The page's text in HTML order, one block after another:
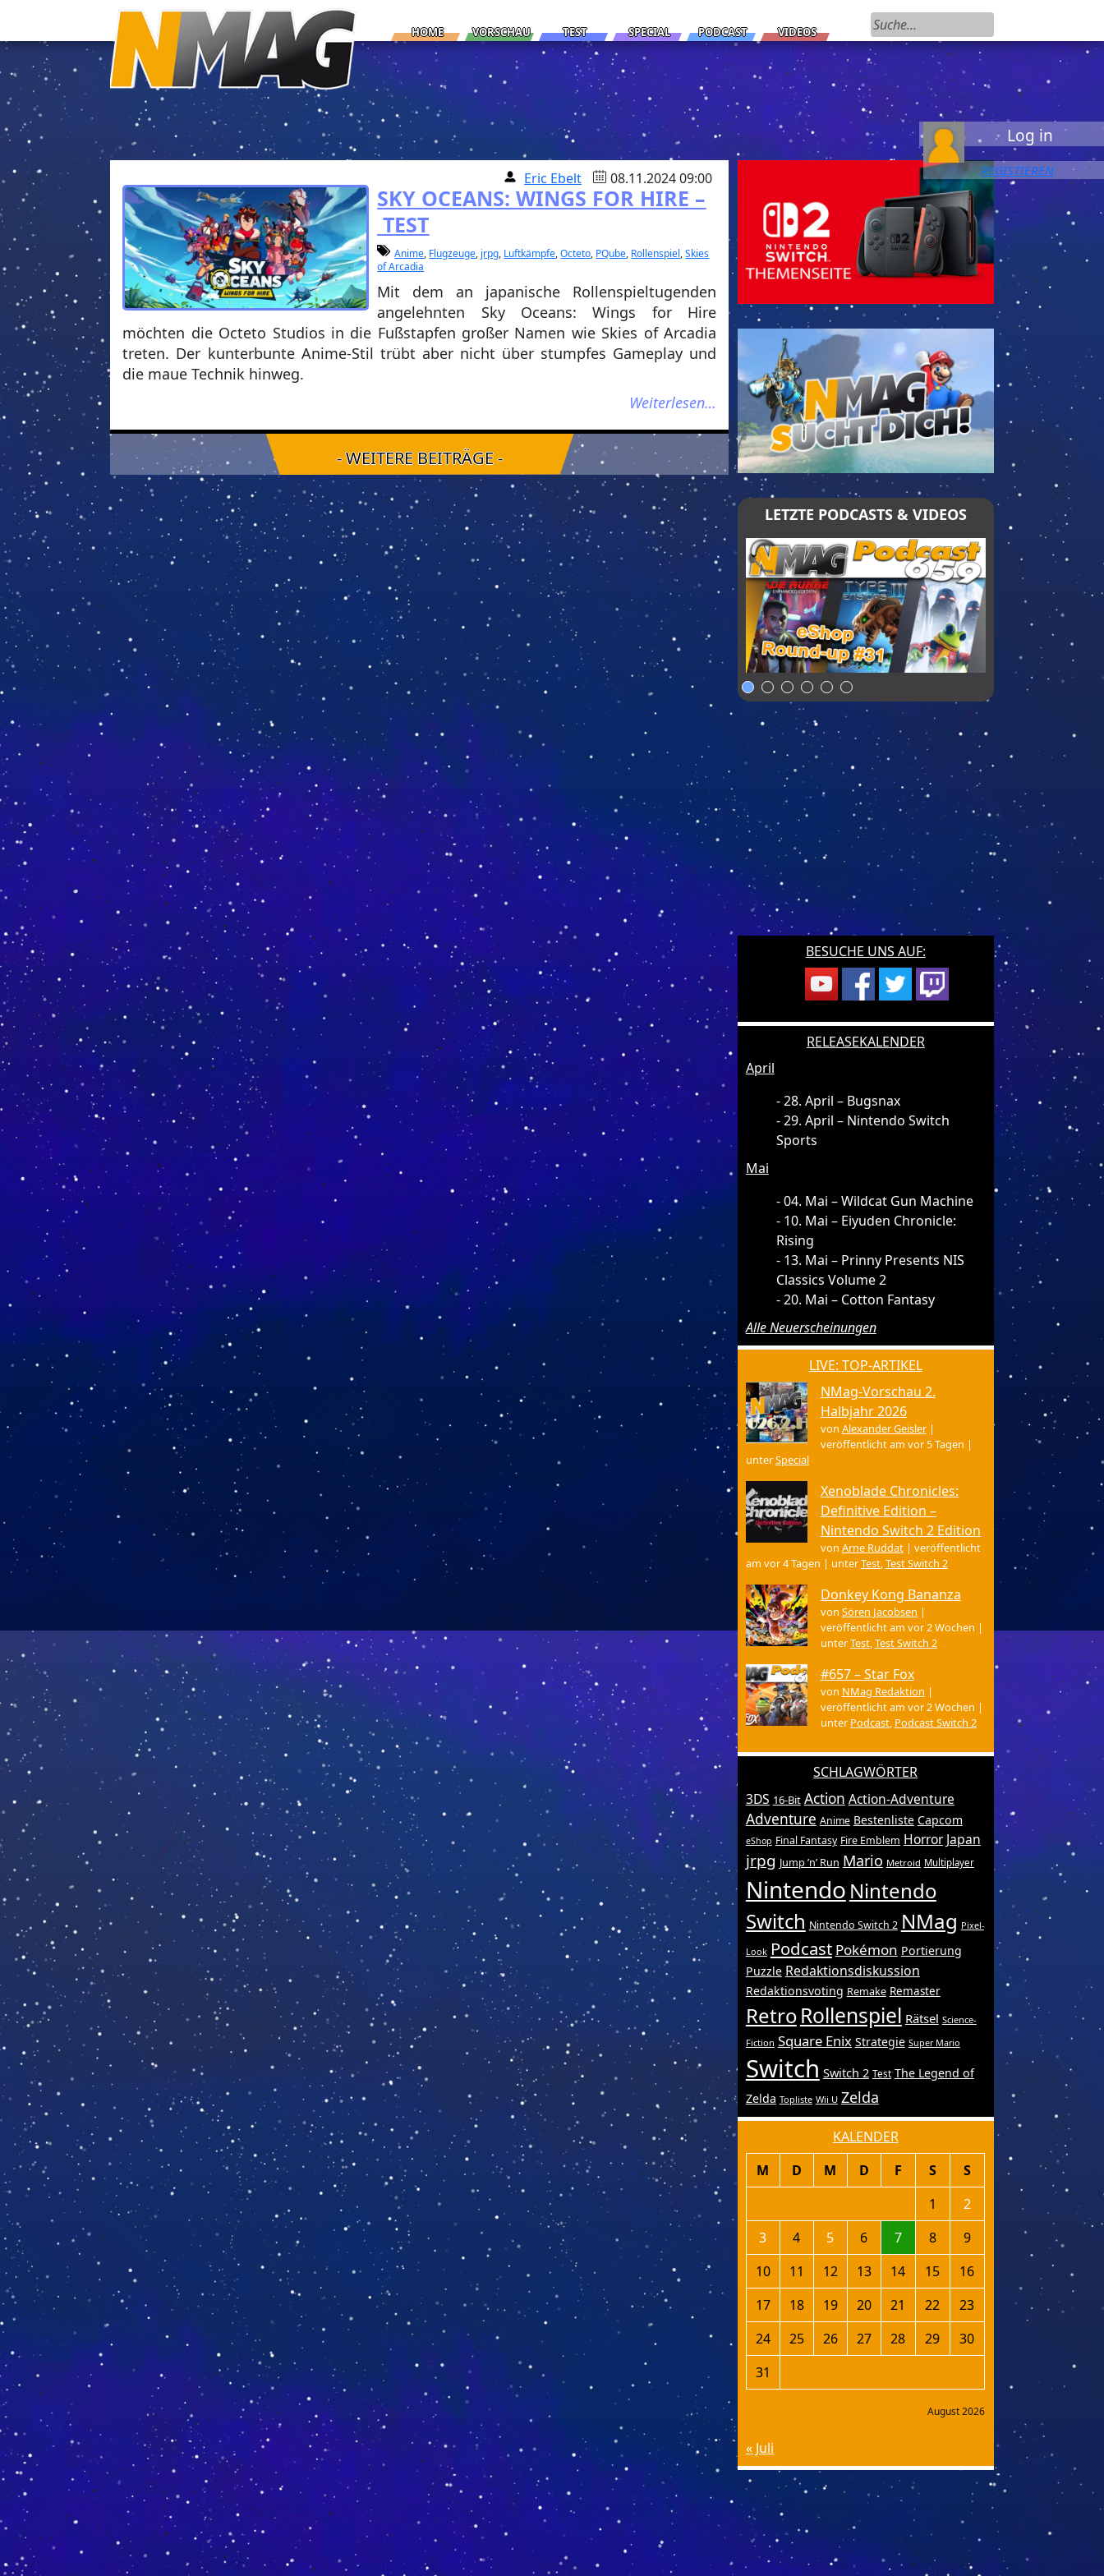
HOME VORSCHAU TEST SPECIAL PODCAST VIDEOS
Suchen nach:
Log in
REGISTIEREN
Eric Ebelt 08.11.2024 09:00
SKY OCEANS: WINGS FOR HIRE –
TEST
Anime, Flugzeuge, jrpg, Luftkämpfe,Octeto, PQube, Rollenspiel,Skies
of Arcadia
Mit dem an japanische Rollenspieltugenden
angelehnten Sky Oceans: Wings for Hire
möchten die Octeto Studios in die Fußstapfen großer Namen wie Skies of Arcadia
treten. Der kunterbunte Anime-Stil trübt aber nicht über stumpfes Gameplay und
die maue Technik hinweg.
Weiterlesen…
- WEITERE BEITRÄGE -
LETZTE PODCASTS & VIDEOS
BESUCHE UNS AUF:
RELEASEKALENDER
April
28. April – Bugsnax
29. April – Nintendo Switch
Sports
Mai
04. Mai – Wildcat Gun Machine
10. Mai – Eiyuden Chronicle:
Rising
13. Mai – Prinny Presents NIS
Classics Volume 2
20. Mai – Cotton Fantasy
Alle Neuerscheinungen
LIVE: TOP-ARTIKEL
NMag-Vorschau 2.
Halbjahr 2026
von Alexander Geisler|
veröffentlicht am vor 5 Tagen |
unterSpecial
Xenoblade Chronicles:
Definitive Edition –
Nintendo Switch 2 Edition
von Arne Ruddat| veröffentlicht
am vor 4 Tagen | unterTest,Test Switch 2
Donkey Kong Bananza
von Sören Jacobsen |
veröffentlicht am vor 2 Wochen |
unterTest,Test Switch 2
#657 – Star Fox
von NMag Redaktion |
veröffentlicht am vor 2 Wochen |
unter Podcast, Podcast Switch 2
SCHLAGWÖRTER
3DS 16-Bit Action Action-Adventure
Adventure Anime Bestenliste Capcom
eShop Final Fantasy Fire Emblem Horror Japan
jrpg Jump ’n’ Run Mario Metroid Multiplayer
Nintendo Nintendo
Switch Nintendo Switch 2 NMag Pixel-
Look Podcast Pokémon Portierung
Puzzle Redaktionsdiskussion
Redaktionsvoting Remake Remaster
RetroRollenspiel Rätsel Science-
Fiction Square Enix Strategie Super Mario
Switch Switch 2 Test The Legend of
Zelda Topliste Wii U Zelda
KALENDER
August 2026
M D M D F S
S
1
2
3
4 5 6 7 8
9
10
11 12 13 14 15
16
17
18 19 20 21 22
23
24
25 26 27 28 29
30
31
« Juli